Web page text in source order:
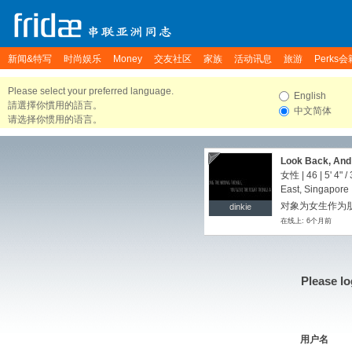
新闻&特写 时尚娱乐 Money 交友社区 家族 活动讯息 旅游 Perks会
Please select your preferred language.
請選擇你慣用的語言。
请选择你惯用的语言。
English
中文简体
dinkie
dinkie
Look Back,
女性 | 46 | 5' 4" /
East, Singapore
对象为女生作为
在线上: 6个月前
Please
用户名